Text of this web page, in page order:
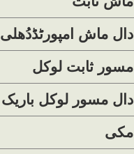
دال ماش امپورٹڈدُھلی
مسور ثابت لوکل
دال مسور لوکل باریک
مکی